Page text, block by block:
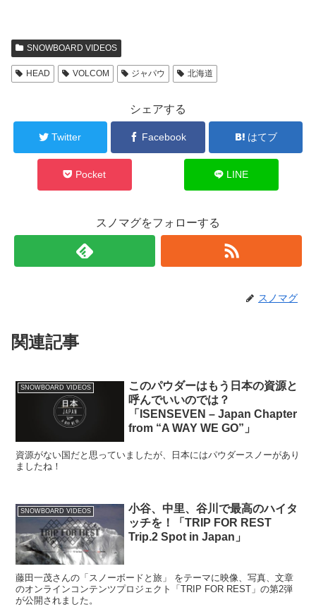
SNOWBOARD VIDEOS
HEAD VOLCOM ジャパウ 北海道
シェアする
Twitter Facebook はてブ
Pocket LINE
スノマグをフォローする
スノマグ
関連記事
SNOWBOARD VIDEOS
このパウダーはもう日本の資源と
呼んでいいのでは？
「ISENSEVEN – Japan Chapter
from “A WAY WE GO”」
資源がない国だと思っていましたが、日本にはパウダースノーがあり
ましたね！
SNOWBOARD VIDEOS
小谷、中里、谷川で最高のハイタ
ッチを！「TRIP FOR REST
Trip.2 Spot in Japan」
藤田一茂さんの「スノーボードと旅」 をテーマに映像、写真、文章
のオンラインコンテンツプロジェクト「TRIP FOR REST」の第2弾
が公開されました。